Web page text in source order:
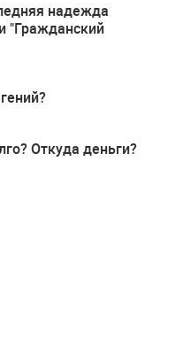
надежда
"Гражданский
Откуда деньги?